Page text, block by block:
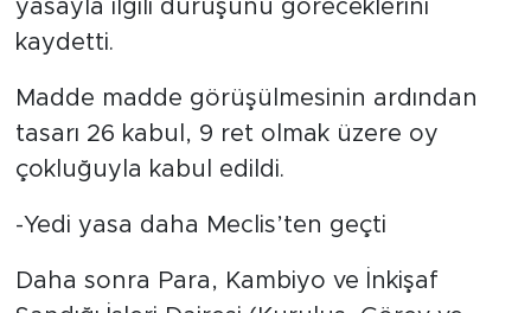
yasayla ilgili duruşunu göreceklerini
kaydetti.
Madde madde görüşülmesinin ardından
tasarı 26 kabul, 9 ret olmak üzere oy
çokluğuyla kabul edildi.
-Yedi yasa daha Meclis’ten geçti
Daha sonra Para, Kambiyo ve İnkişaf